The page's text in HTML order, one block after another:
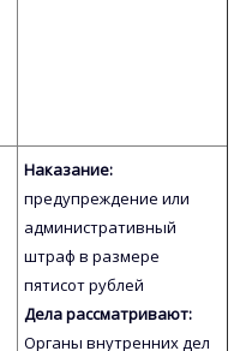
Наказание:
предупреждение или
административный
штраф в размере
пятисот рублей
Дела рассматривают:
Органы внутренних дел